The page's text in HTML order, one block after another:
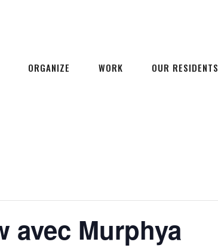
ORGANIZE WORK OUR RESIDENTS
avec Murphya